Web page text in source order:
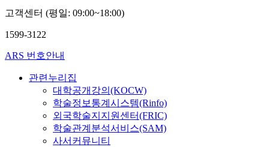
고객센터 (평일: 09:00~18:00)
1599-3122
ARS 번호안내
관련누리집
대학공개강의(KOCW)
학술정보통계시스템(Rinfo)
외국학술지지원센터(FRIC)
학술관계분석서비스(SAM)
사서커뮤니티